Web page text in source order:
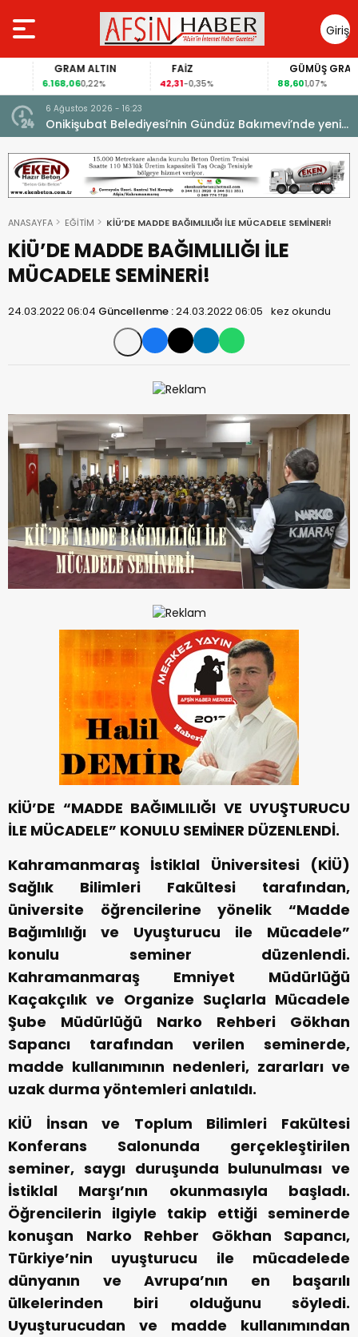
Giriş
Yap
GRAM ALTIN
6.168,060,22% -0,35%
GÜMÜŞ GRAM
1,07%
6 Ağustos 2026 - 16:23
Onikişubat Belediyesi’nin Gündüz Bakımevi’nde yeni
dönemin ön kayıtları başladı.
ANASAYFA EĞİTİM KİÜ’DE MADDE BAĞIMLILIĞI İLE MÜCADELE SEMİNERİ!
KİÜ’DE MADDE BAĞIMLILIĞI İLE
MÜCADELE SEMİNERİ!
24.03.2022 06:04 Güncellenme :24.03.2022 06:05 kez okundu
KİÜ’DE “MADDE BAĞIMLILIĞI VE UYUŞTURUCU
İLE MÜCADELE” KONULU SEMİNER DÜZENLENDİ.
Kahramanmaraş İstiklal Üniversitesi (KİÜ)
Sağlık Bilimleri Fakültesi tarafından,
üniversite öğrencilerine yönelik “Madde
Bağımlılığı ve Uyuşturucu ile Mücadele”
konulu seminer düzenlendi.
Kahramanmaraş Emniyet Müdürlüğü
Kaçakçılık ve Organize Suçlarla Mücadele
Şube Müdürlüğü Narko Rehberi Gökhan
Sapancı tarafından verilen seminerde,
madde kullanımının nedenleri, zararları ve
uzak durma yöntemleri anlatıldı.
KİÜ İnsan ve Toplum Bilimleri Fakültesi
Konferans Salonunda gerçekleştirilen
seminer, saygı duruşunda bulunulması ve
İstiklal Marşı’nın okunmasıyla başladı.
Öğrencilerin ilgiyle takip ettiği seminerde
konuşan Narko Rehber Gökhan Sapancı,
Türkiye’nin uyuşturucu ile mücadelede
dünyanın ve Avrupa’nın en başarılı
ülkelerinden biri olduğunu söyledi.
Uyuşturucudan ve madde kullanımından